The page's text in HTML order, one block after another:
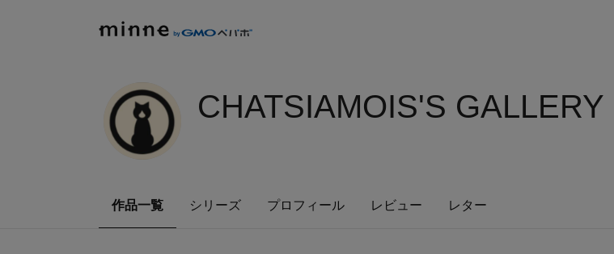
CHATSIAMOIS'S GALLERY
作品一覧 シリーズ プロフィール レビュー レター